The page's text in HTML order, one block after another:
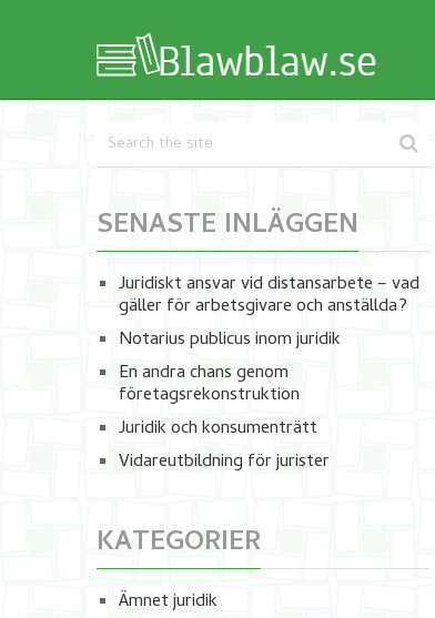
SENASTE INLÄGGEN
Juridiskt ansvar vid distansarbete – vad
gäller för arbetsgivare och anställda?
Notarius publicus inom juridik
En andra chans genom
företagsrekonstruktion
Juridik och konsumenträtt
Vidareutbildning för jurister
KATEGORIER
Ämnet juridik